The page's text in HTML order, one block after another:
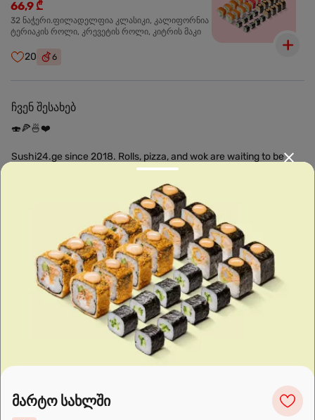
66,9 ₾
32 ნაჭერი.ფილადელფია კლასიკი, კალიფორნია
ტერიაკის როლი, კრევეტის როლი, კიტრის მაკი
20 6
ჩვენ შესახებ
🍣🍕🍜❤️
Sushi24.ge since 2018. Rolls, pizza, and wok are waiting to be
prepared for you. Choose the nearest location and explore the
Leaflet | OpenFreeMap©OpenMapTilesData fromOpenStreetMap
მარშრუტის დაგეგმვა
მარტო სახლში